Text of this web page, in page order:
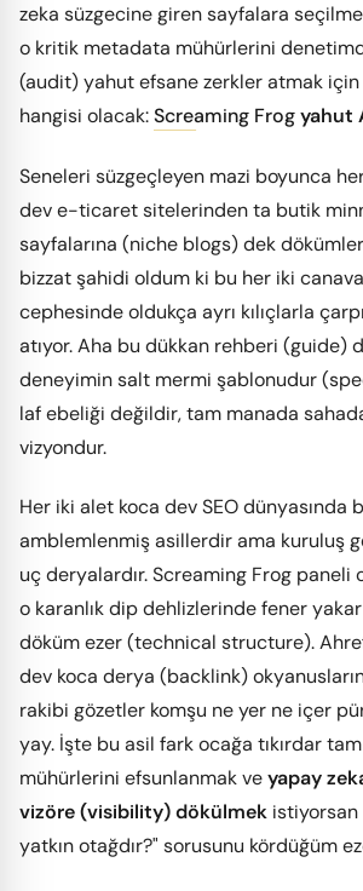
zeka süzgecine giren sayfalara
o kritik metadata mühürlerini
(audit) yahut efsane zerkler atmak için
hangisi olacak:Screaming Frogyahut
Seneleri süzgeçleyen mazi boyunca
dev e-ticaret sitelerinden ta butik
sayfalarına (niche blogs) dek
bizzat şahidi oldum ki bu her iki
cephesinde oldukça ayrı kılıçlarla
atıyor. Aha bu dükkan rehberi (guide)
deneyimin salt mermi şablonudur
laf ebeliği değildir, tam manada
vizyondur.
Her iki alet koca dev SEO dünyasında
amblemlenmiş asillerdir ama kuruluş
uç deryalardır. Screaming Frog paneli
o karanlık dip dehlizlerinde fener
döküm ezer (technical structure).
dev koca derya (backlink)
rakibi gözetler komşu ne yer ne içer pür
yay. İşte bu asil fark ocağa tıkırdar
mühürlerini efsunlanmak veyapay
vizöre (visibility) dökülmek istiyorsan
yatkın otağdır?" sorusunu kördüğüm